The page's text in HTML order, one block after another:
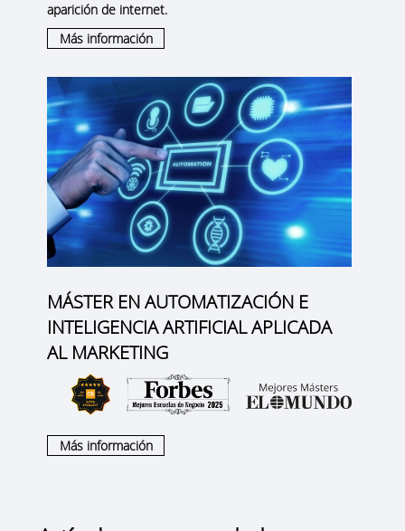
aparición de internet.
Más información
MÁSTER EN AUTOMATIZACIÓN E
INTELIGENCIA ARTIFICIAL APLICADA
AL MARKETING
Más información